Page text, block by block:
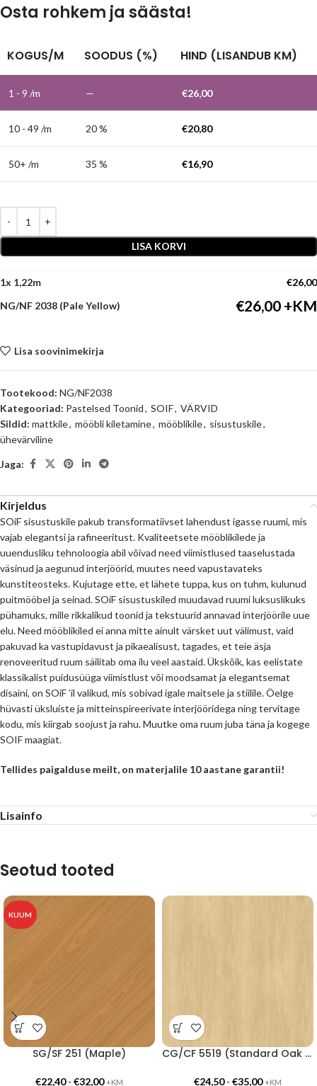
Osta rohkem ja säästa!
KOGUS/M SOODUS (%) HIND (LISANDUB KM)
1 - 9 /m — €26,00
10 - 49 /m 20 % €20,80
50+ /m 35 % €16,90
LISA KORVI
1x €26,00
NG/NF 2038 (Pale Yellow)
€26,00
Lisa soovinimekirja
Tootekood: NG/NF2038
Kategooriad: Pastelsed Toonid, SOIF, VÄRVID
Sildid: mattkile, mööbli kiletamine, mööblikile, sisustuskile,
ühevärviline
Jaga:
Kirjeldus
SOiF sisustuskile pakub transformatiivset lahendust igasse ruumi, mis
vajab elegantsi ja rafineeritust. Kvaliteetsete mööblikilede ja
uuendusliku tehnoloogia abil võivad need viimistlused taaselustada
väsinud ja aegunud interjöörid, muutes need vapustavateks
kunstiteosteks. Kujutage ette, et lähete tuppa, kus on tuhm, kulunud
puitmööbel ja seinad. SOiF sisustuskiled muudavad ruumi luksuslikuks
pühamuks, mille rikkalikud toonid ja tekstuurid annavad interjöörile uue
elu. Need mööblikiled ei anna mitte ainult värsket uut välimust, vaid
pakuvad ka vastupidavust ja pikaealisust, tagades, et teie äsja
renoveeritud ruum säilitab oma ilu veel aastaid. Ükskõik, kas eelistate
klassikalist puidusüüga viimistlust või moodsamat ja elegantsemat
disaini, on SOiF ’il valikud, mis sobivad igale maitsele ja stiilile. Öelge
hüvasti üksluiste ja mitteinspireerivate interjööridega ning tervitage
kodu, mis kiirgab soojust ja rahu. Muutke oma ruum juba täna ja kogege
SOIF maagiat.
Tellides paigalduse meilt, on materjalile 10 aastane garantii!
Lisainfo
Seotud tooted
KUUM
SG/SF 251 (Maple)
€22,40- €32,00 +KM
CG/CF 5519 (Standard Oak Light)
€24,50- €35,00 +KM